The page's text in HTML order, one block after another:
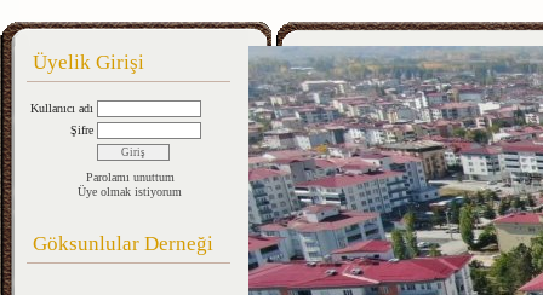
Üyelik Girişi
Kullanıcı adı
Şifre
Parolamı unuttum
Üye olmak istiyorum
Göksunlular Derneği